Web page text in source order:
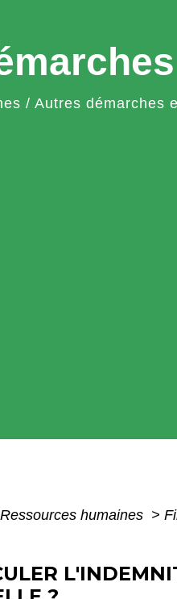
/ Autres démarches
Ressources humaines >